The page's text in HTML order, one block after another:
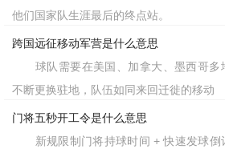
是抱歉”。它用一种极其
式，消解了外部世界的尖
即便我的存在让你感到不
选择热爱自己，过好这
概就是它能在全球年轻
他们国家队生涯最后的终点站。
跨国远征移动军营是什么意思
球队需要在美国、加拿大、墨西哥多
不断更换驻地，队伍如同来回迁徙的移动
门将五秒开工令是什么意思
新规限制门将持球时间 + 快速发球倒